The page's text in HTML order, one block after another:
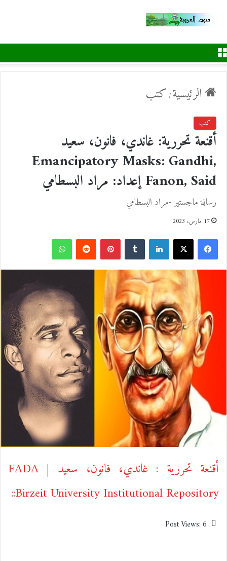
الرئيسية/ كتب
كتب
أقنعة تحررية: غاندي، فانون، سعيد
Emancipatory Masks: Gandhi,
Fanon, Said إعداد: مراد البسطامي
رسالة ماجستير -مراد البسطامي
17 مارس، 2023
ي
س
ب
و
ك
X
ي
ن
ك
د
إ
ن
T
u
m
b
l
r
ي
ت
ي
ت
R
e
d
d
i
t
ا
ت
س
ا
ب
أقنعة تحررية : غاندي، فانون، سعيد | FADA
::Birzeit University Institutional Repository
Post Views:6